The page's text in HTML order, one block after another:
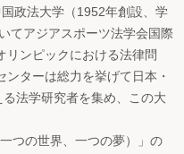
政法大学（1952年創設、学
てアジアスポーツ法学会国際
リンピックにおける法律問
ターは総力を挙げて日本・
法学研究者を集め、この大
つの世界、一つの夢）」の